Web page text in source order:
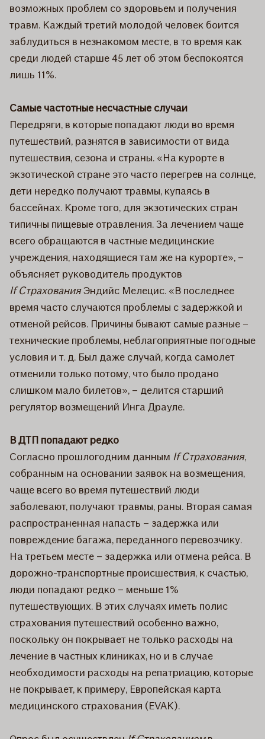
возможных проблем со здоровьем и получения
травм. Каждый третий молодой человек боится
заблудиться в незнакомом месте, в то время как
среди людей старше 45 лет об этом беспокоятся
лишь 11%.
Самые частотные несчастные случаи
Передряги, в которые попадают люди во время
путешествий, разнятся в зависимости от вида
путешествия, сезона и страны. «На курорте в
экзотической стране это часто перегрев на солнце,
дети нередко получают травмы, купаясь в
бассейнах. Кроме того, для экзотических стран
типичны пищевые отравления. За лечением чаще
всего обращаются в частные медицинские
учреждения, находящиеся там же на курорте», –
объясняет руководитель продуктов
If СтрахованияЭндийс Мелецис. «В последнее
время часто случаются проблемы с задержкой и
отменой рейсов. Причины бывают самые разные –
технические проблемы, неблагоприятные погодные
условия и т. д. Был даже случай, когда самолет
отменили только потому, что было продано
слишком мало билетов», – делится старший
регулятор возмещений Инга Драуле.
В ДТП попадают редко
Согласно прошлогодним данным If Страхования,
собранным на основании заявок на возмещения,
чаще всего во время путешествий люди
заболевают, получают травмы, раны. Вторая самая
распространенная напасть – задержка или
повреждение багажа, переданного перевозчику.
На третьем месте – задержка или отмена рейса. В
дорожно-транспортные происшествия, к счастью,
люди попадают редко – меньше 1%
путешествующих. В этих случаях иметь полис
страхования путешествий особенно важно,
поскольку он покрывает не только расходы на
лечение в частных клиниках, но и в случае
необходимости расходы на репатриацию, которые
не покрывает, к примеру, Европейская карта
медицинского страхования (EVAK).